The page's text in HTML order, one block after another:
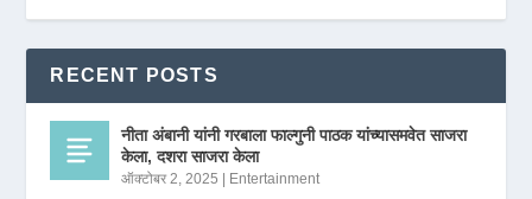
RECENT POSTS
नीता अंबानी यांनी गरबाला फाल्गुनी पाठक यांच्यासमवेत साजरा
केला, दशरा साजरा केला
ऑक्टोबर 2, 2025 | Entertainment